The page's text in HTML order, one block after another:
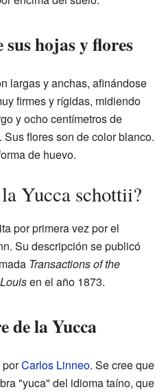
hojas y flores
largas y anchas, afinándose
firmes y rígidas, midiendo
y ocho centímetros de
flores son de color blanco.
de huevo.
Yucca schottii?
por primera vez por el
Su descripción se publicó
Transactions of the
en el año 1873.
de la Yucca
porCarlos Linneo. Se cree que
"yuca" del idioma taíno, que